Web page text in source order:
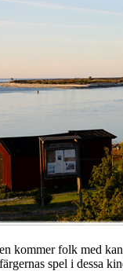
kommer folk med
spel i dessa